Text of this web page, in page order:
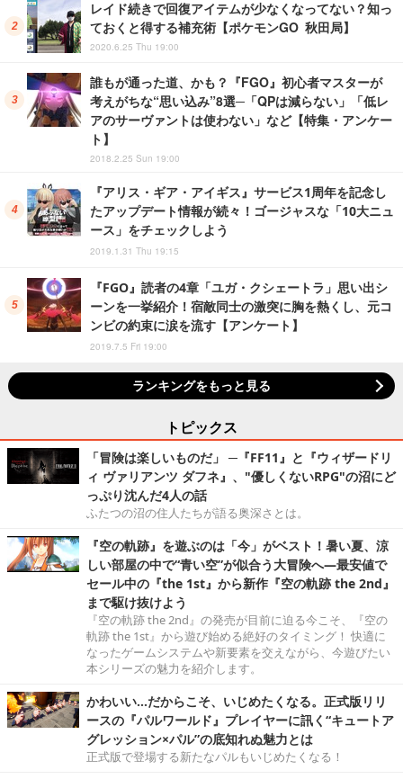
レイド続きで回復アイテムが少なくなってない？知っ
ておくと得する補充術【ポケモンGO 秋田局】
2020.6.25 Thu 19:00
誰もが通った道、かも？『FGO』初心者マスターが
考えがちな“思い込み”8選─「QPは減らない」「低レ
アのサーヴァントは使わない」など【特集・アンケー
ト】
2018.2.25 Sun 19:00
『アリス・ギア・アイギス』サービス1周年を記念し
たアップデート情報が続々！ゴージャスな「10大ニュ
ース」をチェックしよう
2019.1.31 Thu 19:15
『FGO』読者の4章「ユガ・クシェートラ」思い出シ
ーンを一挙紹介！宿敵同士の激突に胸を熱くし、元コ
ンビの約束に涙を流す【アンケート】
2019.7.5 Fri 19:00
ランキングをもっと見る
トピックス
「冒険は楽しいものだ」 ─『FF11』と『ウィザードリ
ィ ヴァリアンツ ダフネ』、"優しくないRPG"の沼にど
っぷり沈んだ4人の話
ふたつの沼の住人たちが語る奥深さとは。
『空の軌跡』を遊ぶのは「今」がベスト！暑い夏、涼
しい部屋の中で“青い空”が似合う大冒険へ―最安値で
セール中の『the 1st』から新作『空の軌跡 the 2nd』
まで駆け抜けよう
『空の軌跡 the 2nd』の発売が目前に迫る今こそ、『空の
軌跡 the 1st』から遊び始める絶好のタイミング！ 快適に
なったゲームシステムや新要素を交えながら、今遊びたい
本シリーズの魅力を紹介します。
かわいい…だからこそ、いじめたくなる。正式版リリ
ースの『パルワールド』プレイヤーに訊く“キュートア
グレッション×パル”の底知れぬ魅力とは
正式版で登場する新たなパルもいじめたくなる！